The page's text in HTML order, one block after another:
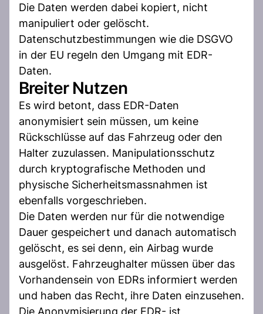
Die Daten werden dabei kopiert, nicht
manipuliert oder gelöscht.
Datenschutzbestimmungen wie die DSGVO
in der EU regeln den Umgang mit EDR-
Daten.
Breiter Nutzen
Es wird betont, dass EDR-Daten
anonymisiert sein müssen, um keine
Rückschlüsse auf das Fahrzeug oder den
Halter zuzulassen. Manipulationsschutz
durch kryptografische Methoden und
physische Sicherheitsmassnahmen ist
ebenfalls vorgeschrieben.
Die Daten werden nur für die notwendige
Dauer gespeichert und danach automatisch
gelöscht, es sei denn, ein Airbag wurde
ausgelöst. Fahrzeughalter müssen über das
Vorhandensein von EDRs informiert werden
und haben das Recht, ihre Daten einzusehen.
Die Anonymisierung der EDR- ist